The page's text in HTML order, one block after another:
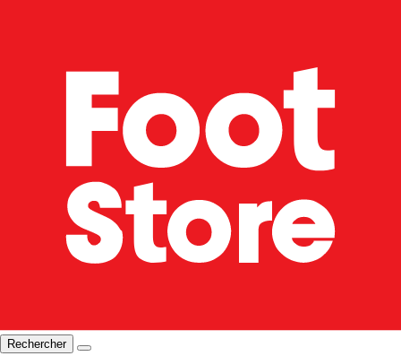
Rechercher